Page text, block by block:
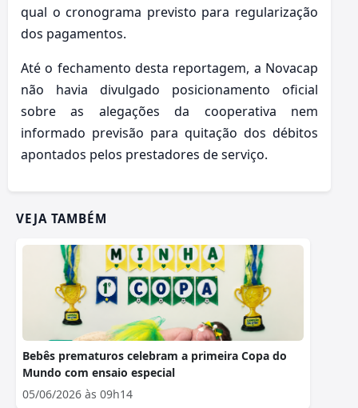
qual o cronograma previsto para regularização
dos pagamentos.
Até o fechamento desta reportagem, a Novacap
não havia divulgado posicionamento oficial
sobre as alegações da cooperativa nem
informado previsão para quitação dos débitos
apontados pelos prestadores de serviço.
VEJA TAMBÉM
Bebês prematuros celebram a primeira Copa do
Mundo com ensaio especial
05/06/2026 às 09h14